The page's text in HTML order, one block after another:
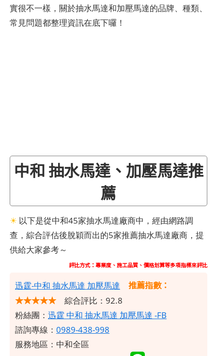
實很不一樣，關於抽水馬達和加壓馬達的品牌、種類、
常見問題都整理資訊在底下囉！
中和 抽水馬達、加壓馬達推
薦
☀ 以下是從中和45家抽水馬達廠商中，經由網路調
查，綜合評估後脫穎而出的5家推薦抽水馬達廠商，提
供給大家參考～
評比方式：專業度、施工品質、價格划算等多項指標來評比
​迅霆-中和 抽水馬達 加壓馬達
推薦指數：
★★★★★ 綜合評比：92.8
粉絲團： 迅霆 中和 抽水馬達 加壓馬達 -FB
諮詢專線： 0989-438-998
服務地區：中和全區